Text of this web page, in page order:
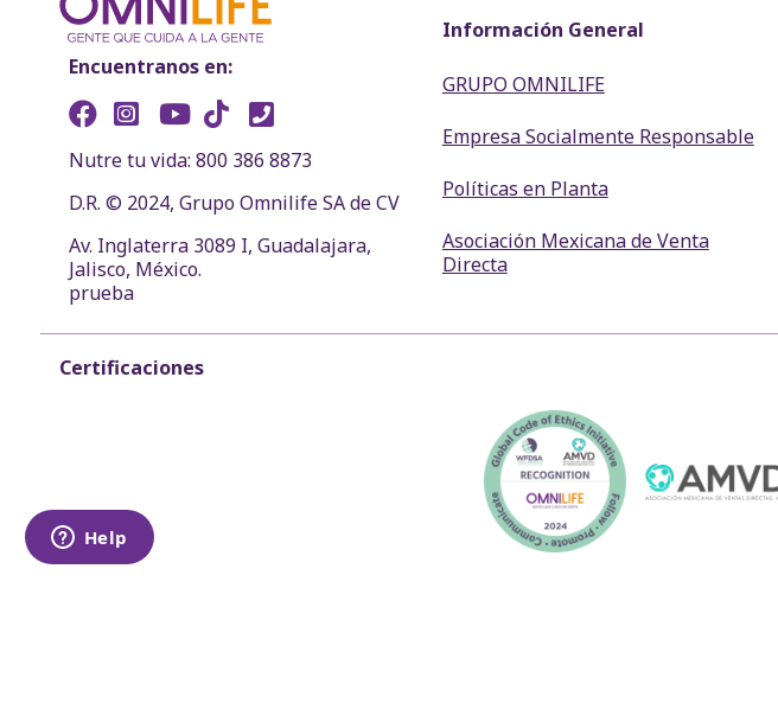
Encuentranos en:
Nutre tu vida: 800 386 8873
D.R. © 2024, Grupo Omnilife SA de CV
Av. Inglaterra 3089 I, Guadalajara,
Jalisco, México.
prueba
Información General
GRUPO OMNILIFE
Empresa Socialmente Responsable
Políticas en Planta
Asociación Mexicana de Venta
Directa
Certificaciones